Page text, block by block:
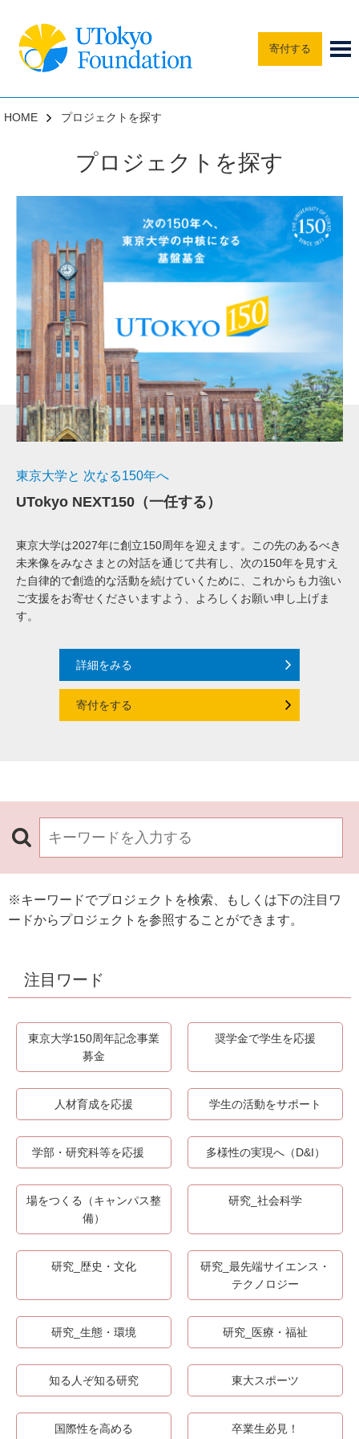
寄付する
HOME プロジェクトを探す
プロジェクトを探す
東京大学と 次なる150年へ
UTokyo NEXT150（一任する）
東京大学は2027年に創立150周年を迎えます。この先のあるべき
未来像をみなさまとの対話を通じて共有し、次の150年を見すえ
た自律的で創造的な活動を続けていくために、これからも力強い
ご支援をお寄せくださいますよう、よろしくお願い申し上げま
す。
詳細をみる
寄付をする
※キーワードでプロジェクトを検索、もしくは下の注目ワ
ードからプロジェクトを参照することができます。
注目ワード
東京大学150周年記念事業
募金
奨学金で学生を応援
人材育成を応援 学生の活動をサポート
学部・研究科等を応援 多様性の実現へ（D&I）
場をつくる（キャンパス整
備）
研究_社会科学
研究_歴史・文化
研究_最先端サイエンス・
テクノロジー
研究_生態・環境 研究_医療・福祉
知る人ぞ知る研究 東大スポーツ
国際性を高める 卒業生必見！